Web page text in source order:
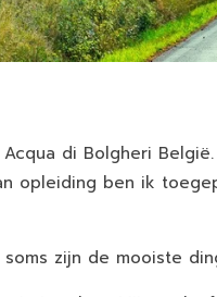
di Bolgheri
opleiding ben ik
zijn de mooiste